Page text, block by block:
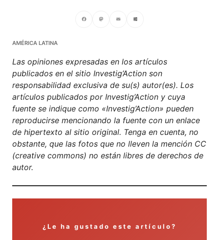
AMÉRICA LATINA
Las opiniones expresadas en los artículos
publicados en el sitio Investig’Action son
responsabilidad exclusiva de su(s) autor(es). Los
artículos publicados por Investig’Action y cuya
fuente se indique como «Investig’Action» pueden
reproducirse mencionando la fuente con un enlace
de hipertexto al sitio original. Tenga en cuenta, no
obstante, que las fotos que no lleven la mención CC
(creative commons) no están libres de derechos de
autor.
¿Le ha gustado este artículo?